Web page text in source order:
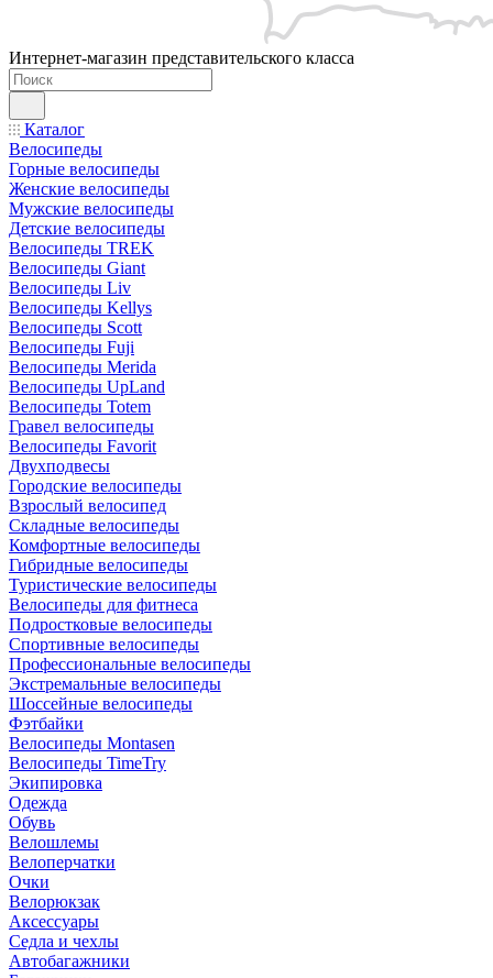
Интернет-магазин представительского класса
Каталог
Велосипеды
Горные велосипеды
Женские велосипеды
Мужские велосипеды
Детские велосипеды
Велосипеды TREK
Велосипеды Giant
Велосипеды Liv
Велосипеды Kellys
Велосипеды Scott
Велосипеды Fuji
Велосипеды Merida
Велосипеды UpLand
Велосипеды Totem
Гравел велосипеды
Велосипеды Favorit
Двухподвесы
Городские велосипеды
Взрослый велосипед
Складные велосипеды
Комфортные велосипеды
Гибридные велосипеды
Туристические велосипеды
Велосипеды для фитнеса
Подростковые велосипеды
Спортивные велосипеды
Профессиональные велосипеды
Экстремальные велосипеды
Шоссейные велосипеды
Фэтбайки
Велосипеды Montasen
Велосипеды TimeTry
Экипировка
Одежда
Обувь
Велошлемы
Велоперчатки
Очки
Велорюкзак
Аксессуары
Седла и чехлы
Автобагажники